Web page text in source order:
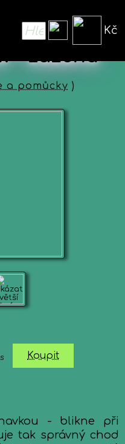
Kč
- zážehu
a pomůcky )
Koupit
- blikne při
tak správný chod